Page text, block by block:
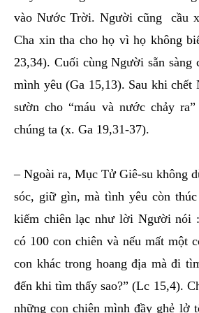
vào Nước Trời. Người cũng
cầu
Cha xin tha cho họ vì họ không
23,34). Cuối cùng Người sẵn sàng
mình yêu (Ga 15,13). Sau khi chết
sườn cho “máu và nước chảy
chúng ta (x. Ga 19,31-37).
– Ngoài ra, Mục Tử Giê-su không
sóc, giữ gìn, mà tình yêu còn
kiếm chiên lạc như lời Người nói
có 100 con chiên và nếu mất một
con khác trong hoang địa mà đi
đến khi tìm thấy sao?” (Lc 15,4).
những con chiên mình đầy ghẻ lở